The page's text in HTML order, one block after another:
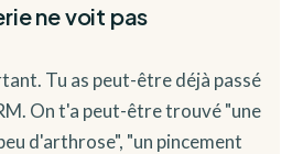
ne voit pas
Tu as peut-être déjà passé
On t'a peut-être trouvé "une
d'arthrose", "un pincement